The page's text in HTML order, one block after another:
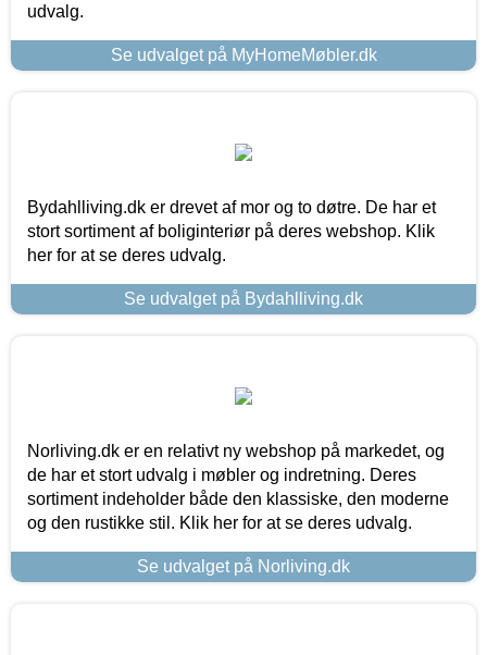
udvalg.
Se udvalget på MyHomeMøbler.dk
Bydahlliving.dk er drevet af mor og to døtre. De har et
stort sortiment af boliginteriør på deres webshop. Klik
her for at se deres udvalg.
Se udvalget på Bydahlliving.dk
Norliving.dk er en relativt ny webshop på markedet, og
de har et stort udvalg i møbler og indretning. Deres
sortiment indeholder både den klassiske, den moderne
og den rustikke stil. Klik her for at se deres udvalg.
Se udvalget på Norliving.dk